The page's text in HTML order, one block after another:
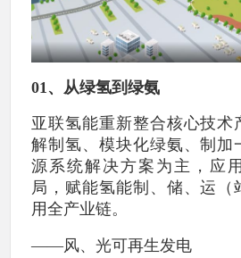
01、从绿氢到绿氨
亚联氢能重新整合核心技术
解制氢、模块化绿氨、制加
源系统解决方案为主，应
局，赋能氢能制、储、运（
用全产业链。
——风、光可再生发电